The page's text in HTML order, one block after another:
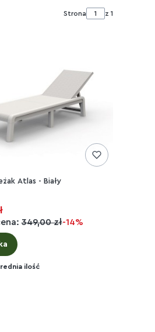
Strona z 1
Atlas - Biały
349,00 zł-14%
ilość